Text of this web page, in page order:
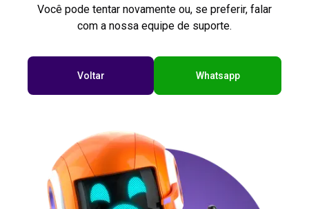
Você pode tentar novamente ou, se preferir, falar
com a nossa equipe de suporte.
Voltar Whatsapp